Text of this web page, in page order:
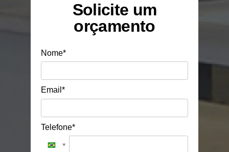
Solicite um
orçamento
Nome*
Email*
Telefone*